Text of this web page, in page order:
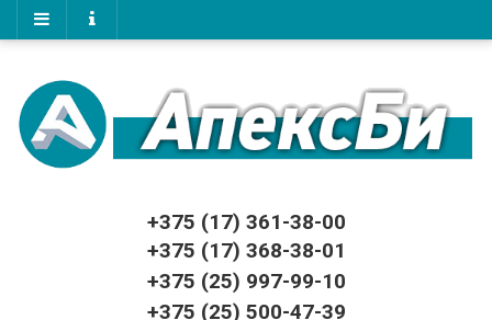
+375 (17) 361-38-00
+375 (17) 368-38-01
+375 (25) 997-99-10
+375 (25) 500-47-39